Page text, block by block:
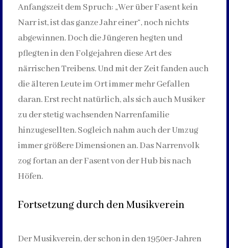
Anfangszeit dem Spruch: „Wer über Fasent kein
Narr ist, ist das ganze Jahr einer“, noch nichts
abgewinnen. Doch die Jüngeren hegten und
pflegten in den Folgejahren diese Art des
närrischen Treibens. Und mit der Zeit fanden auch
die älteren Leute im Ort immer mehr Gefallen
daran. Erst recht natürlich, als sich auch Musiker
zu der stetig wachsenden Narrenfamilie
hinzugesellten. Sogleich nahm auch der Umzug
immer größere Dimensionen an. Das Narrenvolk
zog fortan an der Fasent von der Hub bis nach
Höfen.
Fortsetzung durch den Musikverein
Der Musikverein, der schon in den 1950er-Jahren